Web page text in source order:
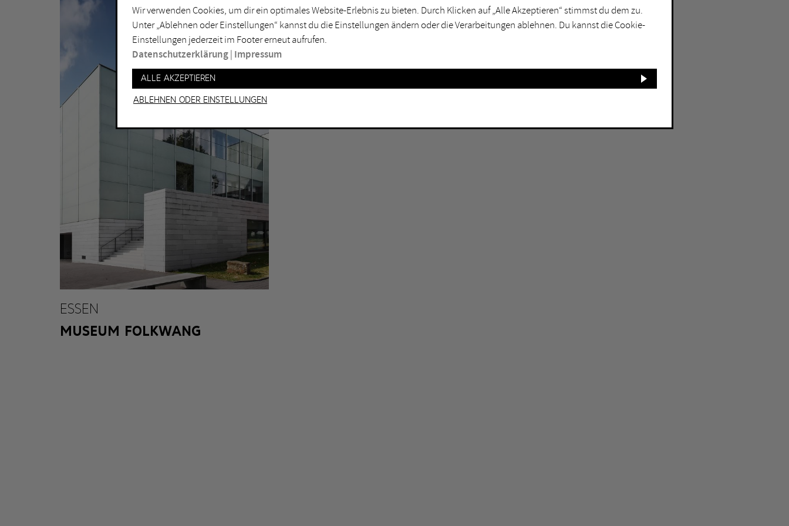
Lichtkunst
Skulptur
Duisburg
Essen
Hagen
Hamm
Mülheim an der Ruhr
Oberhausen
Unna
Witten
ESSEN
MUSEUM FOLKWANG
Wir verwenden Cookies, um dir ein optimales Website-Erlebnis zu bieten. Durch Klicken auf „Alle Akzeptieren“ stimmst du dem zu.
Unter „Ablehnen oder Einstellungen“ kannst du die Einstellungen ändern oder die Verarbeitungen ablehnen. Du kannst die Cookie-
Einstellungen jederzeit im Footer erneut aufrufen.
Datenschutzerklärung| Impressum
Alle akzeptieren
Ablehnen oder Einstellungen